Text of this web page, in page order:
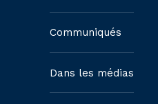
Communiqués
Dans les médias